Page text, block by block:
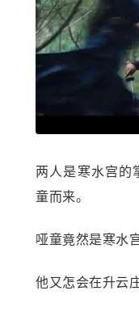
两人是寒水宫的
童而来。
哑童竟然是寒水
他又怎会在升云